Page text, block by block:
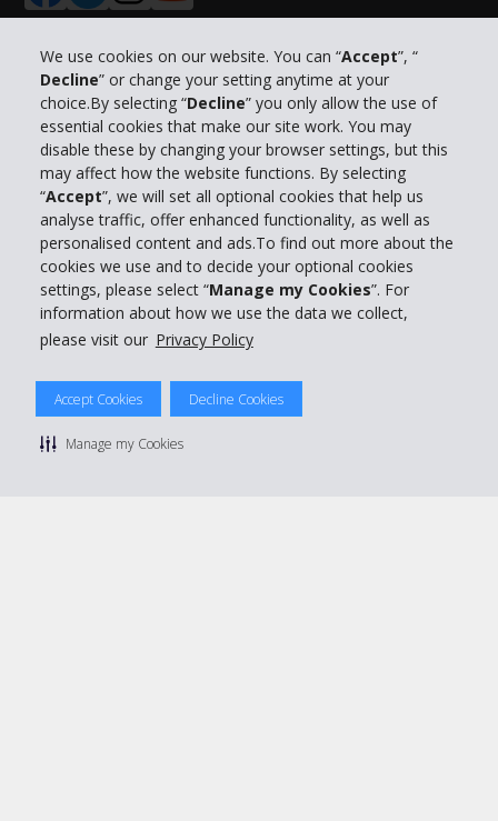
We use cookies on our website. You can “Accept”, “
Decline” or change your setting anytime at your
choice.By selecting “Decline” you only allow the use of
essential cookies that make our site work. You may
disable these by changing your browser settings, but this
may affect how the website functions. By selecting
“Accept”, we will set all optional cookies that help us
analyse traffic, offer enhanced functionality, as well as
personalised content and ads.To find out more about the
cookies we use and to decide your optional cookies
settings, please select “Manage my Cookies”. For
information about how we use the data we collect,
please visit our Privacy Policy
Accept Cookies Decline Cookies
Manage my Cookies
Informations sur l'entreprise
Entreprise
Support client
Réserver avec Hertz
Politique de confidentialité
Conditions de location
Gérer mes cookies